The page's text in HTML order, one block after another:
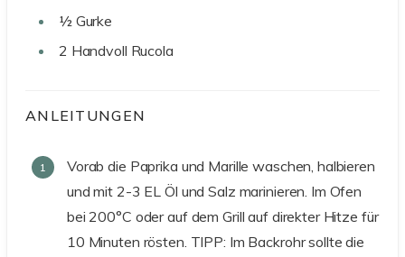
½ Gurke
2 Handvoll Rucola
ANLEITUNGEN
Vorab die Paprika und Marille waschen, halbieren
und mit 2-3 EL Öl und Salz marinieren. Im Ofen
bei 200°C oder auf dem Grill auf direkter Hitze für
10 Minuten rösten. TIPP: Im Backrohr sollte die